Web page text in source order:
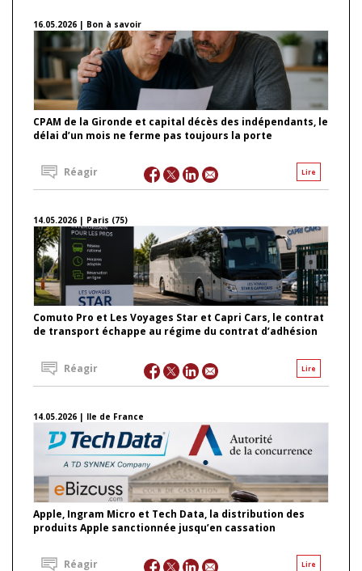
16.05.2026 | Bon à savoir
CPAM de la Gironde et capital décès des indépendants, le
délai d’un mois ne ferme pas toujours la porte
Lire
Réagir
14.05.2026 | Paris (75)
Comuto Pro et Les Voyages Star et Capri Cars, le contrat
de transport échappe au régime du contrat d’adhésion
Lire
Réagir
14.05.2026 | Ile de France
Apple, Ingram Micro et Tech Data, la distribution des
produits Apple sanctionnée jusqu’en cassation
Lire
Réagir